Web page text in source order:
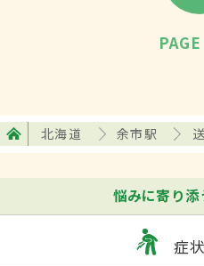
北海道 余市駅
悩みに寄り
症状